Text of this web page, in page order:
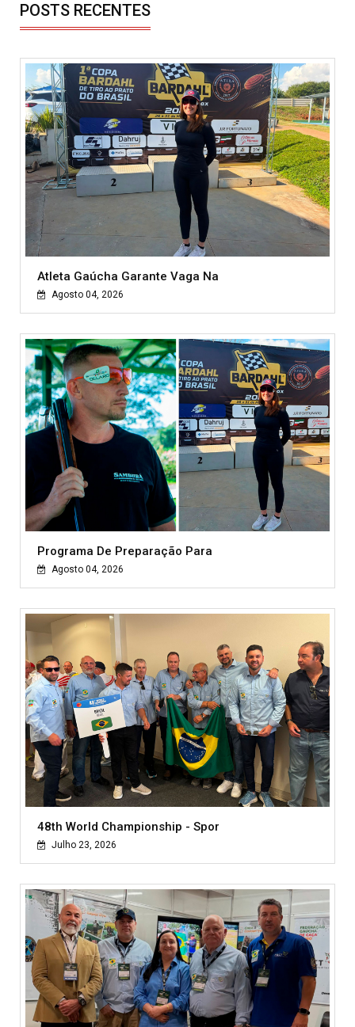
POSTS RECENTES
Atleta Gaúcha Garante Vaga Na
Agosto 04, 2026
Programa De Preparação Para
Agosto 04, 2026
48th World Championship - Spor
Julho 23, 2026